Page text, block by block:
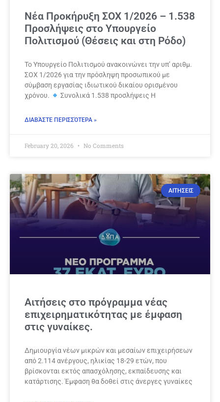
Νέα Προκήρυξη ΣΟΧ 1/2026 – 1.538
Προσλήψεις στο Υπουργείο
Πολιτισμού (Θέσεις και στη Ρόδο)
Το Υπουργείο Πολιτισμού ανακοινώνει την υπ’ αριθμ.
ΣΟΧ 1/2026 για την πρόσληψη προσωπικού με
σύμβαση εργασίας ιδιωτικού δικαίου ορισμένου
χρόνου.
Συνολικά 1.538 προσλήψεις Η
ΔΙΑΒΆΣΤΕ ΠΕΡΙΣΣΌΤΕΡΑ »
February 20, 2026 No Comments
ΑΙΤΗΣΕΙΣ
Αιτήσεις στο πρόγραμμα νέας
επιχειρηματικότητας με έμφαση
στις γυναίκες.
Δημιουργία νέων μικρών και μεσαίων επιχειρήσεων
από 2.114 ανέργους, ηλικίας 18-29 ετών, που
βρίσκονται εκτός απασχόλησης, εκπαίδευσης και
κατάρτισης. Έμφαση θα δοθεί στις άνεργες γυναίκες